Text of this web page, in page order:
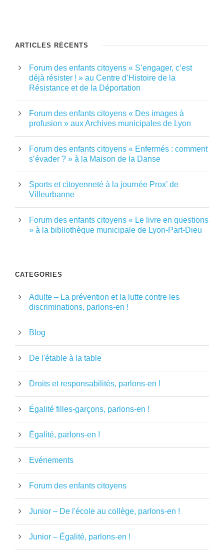
ARTICLES RÉCENTS
Forum des enfants citoyens « S’engager, c’est
déjà résister ! » au Centre d’Histoire de la
Résistance et de la Déportation
Forum des enfants citoyens « Des images à
profusion » aux Archives municipales de Lyon
Forum des enfants citoyens « Enfermés : comment
s’évader ? » à la Maison de la Danse
Sports et citoyenneté à la journée Prox’ de
Villeurbanne
Forum des enfants citoyens « Le livre en questions
» à la bibliothèque municipale de Lyon-Part-Dieu
CATÉGORIES
Adulte – La prévention et la lutte contre les
discriminations, parlons-en !
Blog
De l'étable à la table
Droits et responsabilités, parlons-en !
Égalité filles-garçons, parlons-en !
Égalité, parlons-en !
Evénements
Forum des enfants citoyens
Junior – De l'école au collège, parlons-en !
Junior – Égalité, parlons-en !